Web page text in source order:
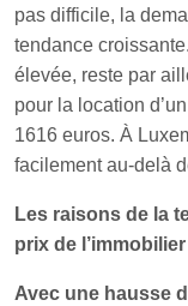
pas difficile, la
tendance
élevée, reste par
pour la location
1616 euros. À
facilement au-delà
Les raisons de la
prix de
Avec une hausse